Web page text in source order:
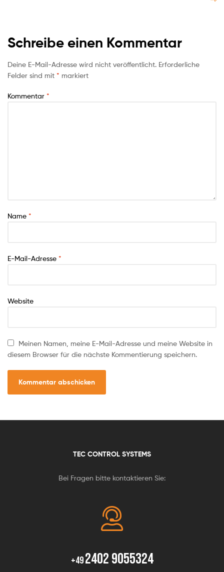
Schreibe einen Kommentar
Deine E-Mail-Adresse wird nicht veröffentlicht. Erforderliche
Felder sind mit * markiert
Kommentar *
Name *
E-Mail-Adresse *
Website
Meinen Namen, meine E-Mail-Adresse und meine Website in
diesem Browser für die nächste Kommentierung speichern.
TEC CONTROL SYSTEMS
Bei Fragen bitte kontaktieren Sie:
+492402 9055324